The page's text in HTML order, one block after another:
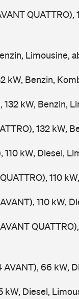
Limousine,
kW, Benzin,
132 kW, Benzin,
132 kW,
kW, Diesel,
110
110 kW,
AVANT), 66 kW,
kW, Diesel,